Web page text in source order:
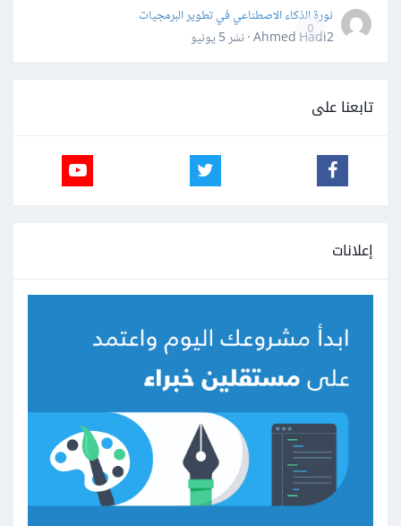
0
ثورة الذكاء الاصطناعي في تطوير البرمجيات
Ahmed Hadi2 · نشر
5 يونيو
تابعنا على
إعلانات